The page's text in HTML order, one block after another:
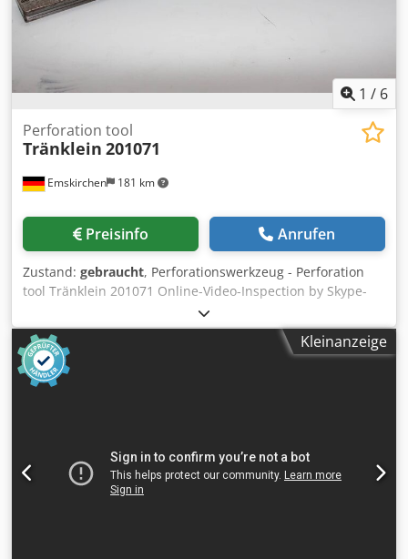
1 / 6
Emskirchen 181 km
Perforation tool
Tränklein 201071
Preisinfo Anrufen
Zustand: gebraucht, Perforationswerkzeug - Perforation
tool Tränklein 201071 Online-Video-Inspection by Skype-
Video We would be very pleased with your visit - more
machines on Stock Available Immediately - Can be inspect
Cjdpfx Aoh Ax Dnsp Aeha On Stock Emskirchen / Nürnberg
- Can be test
Kleinanzeige